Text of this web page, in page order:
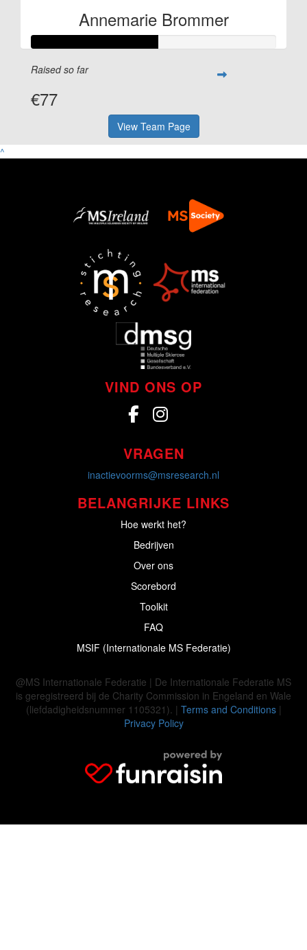
Annemarie Brommer
Raised so far
€77
View Team Page
^
VIND ONS OP
VRAGEN
inactievoorms@msresearch.nl
BELANGRIJKE LINKS
Hoe werkt het?
Bedrijven
Over ons
Scorebord
Toolkit
FAQ
MSIF (Internationale MS Federatie)
@MS Internationale Federatie | De Internationale Federatie MS
is geregistreerd bij de Charity Commission in Engeland en Wale
(liefdadigheidsnummer 1105321). | Terms and Conditions|
Privacy Policy